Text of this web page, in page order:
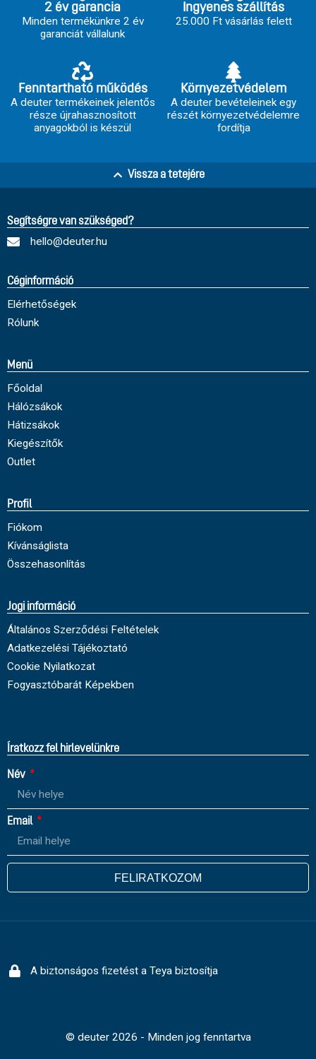
2 év garancia
Minden termékünkre 2 év
garanciát vállalunk
Ingyenes szállítás
25.000 Ft vásárlás felett
Fenntartható működés
A deuter termékeinek jelentős
része újrahasznosított
anyagokból is készül
Környezetvédelem
A deuter bevételeinek egy
részét környezetvédelemre
fordítja
Vissza a tetejére
Segítségre van szükséged?
hello@deuter.hu
Céginformáció
Elérhetőségek
Rólunk
Menü
Főoldal
Hálózsákok
Hátizsákok
Kiegészítők
Outlet
Profil
Fiókom
Kívánságlista
Összehasonlítás
Jogi információ
Általános Szerződési Feltételek
Adatkezelési Tájékoztató
Cookie Nyilatkozat
Fogyasztóbarát Képekben
Íratkozz fel hirlevelünkre
Név
Email
FELIRATKOZOM
A biztonságos fizetést a Teya biztosítja
© deuter 2026 - Minden jog fenntartva